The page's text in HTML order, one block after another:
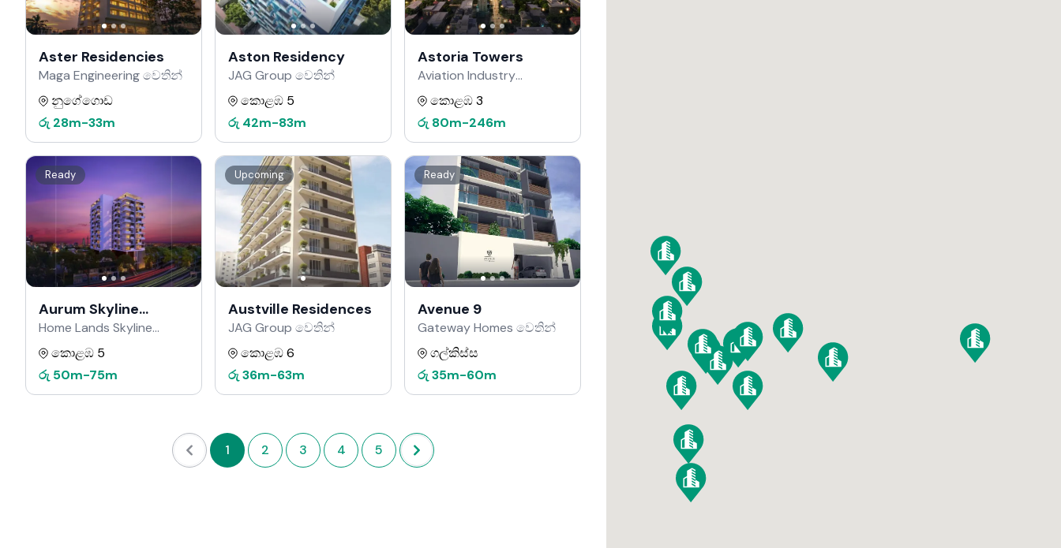
Aster Residencies
Maga Engineering වෙතින්
නුගේගොඩ
රු 28m-33m
Aston Residency
JAG Group වෙතින්
කොළඹ 5
රු 42m-83m
Astoria Towers
Aviation Industry
Corporation of China
වෙතින්
කොළඹ 3
රු 80m-246m
Ready
Aurum Skyline
Residencies
Home Lands Skyline
වෙතින්
කොළඹ 5
රු 50m-75m
Upcoming
Austville Residences
JAG Group වෙතින්
කොළඹ 6
රු 36m-63m
Ready
Avenue 9
Gateway Homes වෙතින්
ගල්කිස්ස
රු 35m-60m
1 2 3 4 5